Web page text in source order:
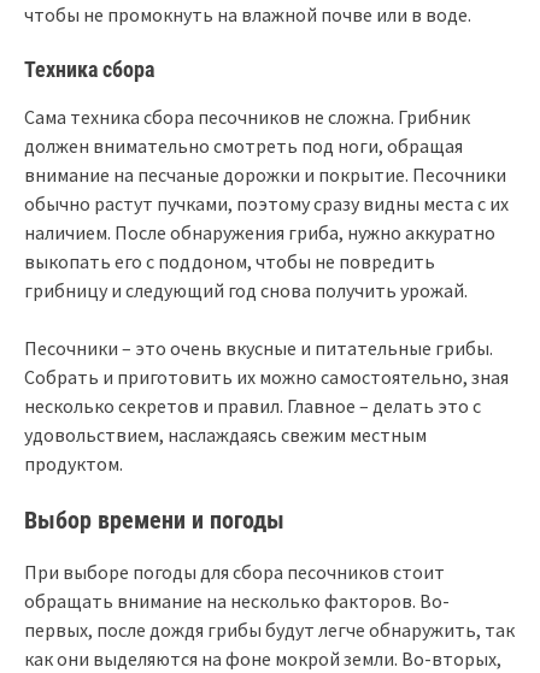
чтобы не промокнуть на влажной почве или в воде.
Техника сбора
Сама техника сбора песочников не сложна. Грибник
должен внимательно смотреть под ноги, обращая
внимание на песчаные дорожки и покрытие. Песочники
обычно растут пучками, поэтому сразу видны места с их
наличием. После обнаружения гриба, нужно аккуратно
выкопать его с поддоном, чтобы не повредить
грибницу и следующий год снова получить урожай.
Песочники – это очень вкусные и питательные грибы.
Собрать и приготовить их можно самостоятельно, зная
несколько секретов и правил. Главное – делать это с
удовольствием, наслаждаясь свежим местным
продуктом.
Выбор времени и погоды
При выборе погоды для сбора песочников стоит
обращать внимание на несколько факторов. Во-
первых, после дождя грибы будут легче обнаружить, так
как они выделяются на фоне мокрой земли. Во-вторых,